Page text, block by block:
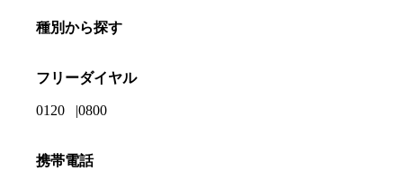
種別から探す
フリーダイヤル
0120 0800
携帯電話